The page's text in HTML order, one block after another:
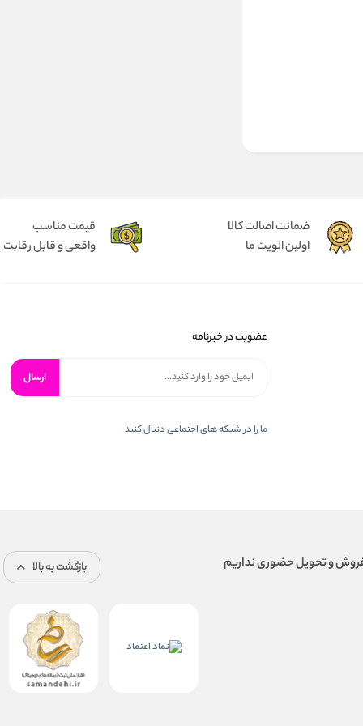
ضمانت اصالت کالا
اولین الویت ما
قیمت مناسب
واقعی و قابل رقابت
عضویت در خبرنامه
ارسال
ما را در شبكه های اجتماعی دنبال کنید
بازگشت به بالا